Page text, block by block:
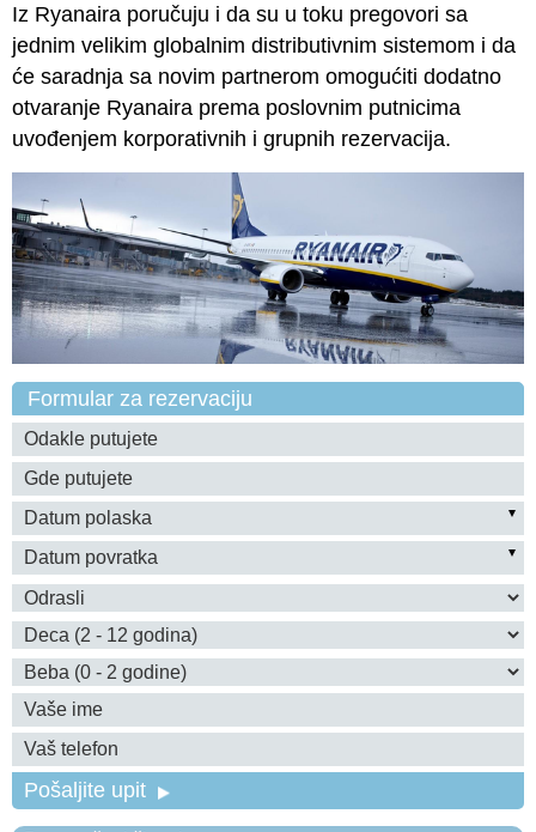
Iz Ryanaira poručuju i da su u toku pregovori sa
jednim velikim globalnim distributivnim sistemom i da
će saradnja sa novim partnerom omogućiti dodatno
otvaranje Ryanaira prema poslovnim putnicima
uvođenjem korporativnih i grupnih rezervacija.
Formular za rezervaciju
Pošaljite upit